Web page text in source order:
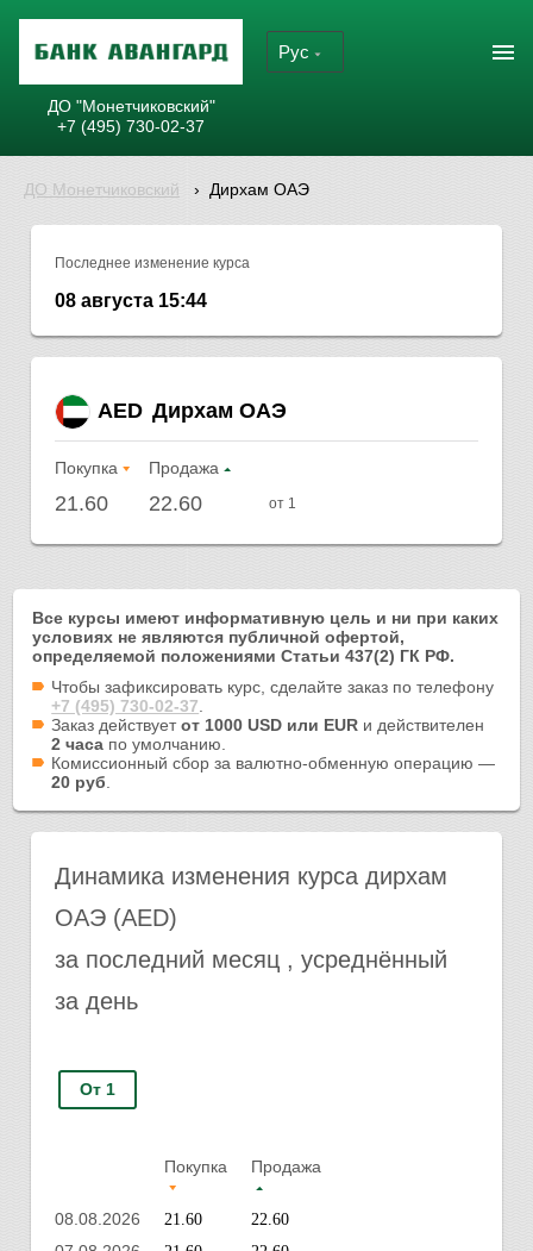
Рус
ДО "Монетчиковский"
+7 (495) 730-02-37
ДО Монетчиковский › Дирхам ОАЭ
Последнее изменение курса
08 августа 15:44
AED Дирхам ОАЭ
Покупка Продажа
21.60 22.60 от 1
Все курсы имеют информативную цель и ни при каких
условиях не являются публичной офертой,
определяемой положениями Статьи 437(2) ГК РФ.
Чтобы зафиксировать курс, сделайте заказ по телефону
+7 (495) 730-02-37
Заказ действуетот 1000 USD или EUR и действителен
2 часа по умолчанию.
Комиссионный сбор за валютно-обменную операцию —
20 руб
Динамика изменения курса дирхам
ОАЭ (AED)
за последний месяц , усреднённый
за день
От 1
Покупка Продажа
08.08.2026 21.60 22.60